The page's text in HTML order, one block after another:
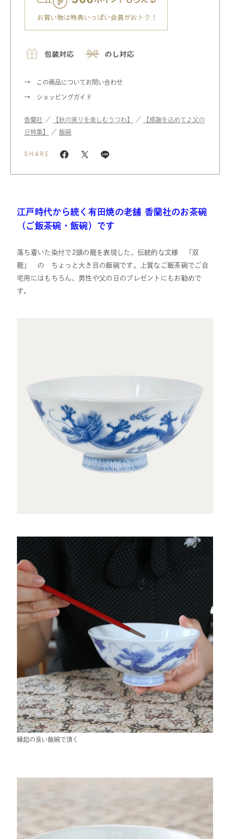
この商品についてお問い合わせ
ショッピングガイド
香蘭社 ／ 【秋の実りを楽しむうつわ】 ／
【感謝を込めて♪父の
日特集】
／ 飯碗
SHARE
江戸時代から続く有田焼の老舗 香蘭社のお茶碗
（ご飯茶碗・飯碗）です
落ち着いた染付で2頭の龍を表現した、伝統的な文様 「双
龍」 の ちょっと大き目の飯碗です。上質なご飯茶碗でご自
宅用にはもちろん、男性や父の日のプレゼントにもお勧めで
す。
縁起の良い飯碗で頂く